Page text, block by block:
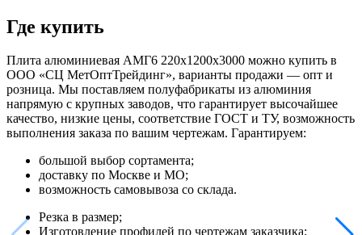
Где купить
Плита алюминиевая АМГ6 220х1200х3000 можно купить в
ООО «СЦ МетОптТрейдинг», варианты продажи — опт и
розница. Мы поставляем полуфабрикаты из алюминия
напрямую с крупных заводов, что гарантирует высочайшее
качество, низкие цены, соответствие ГОСТ и ТУ, возможность
выполнения заказа по вашим чертежам. Гарантируем:
большой выбор сортамента;
доставку по Москве и МО;
возможность самовывоза со склада.
Резка в размер;
Изготовление профилей по чертежам заказчика;